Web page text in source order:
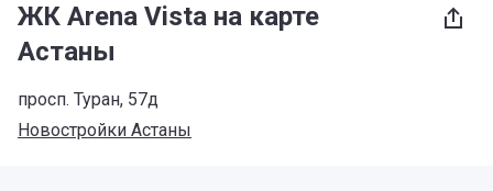
ЖК Arena Vista на карте
Астаны
​просп. Туран, 57д
Новостройки Астаны